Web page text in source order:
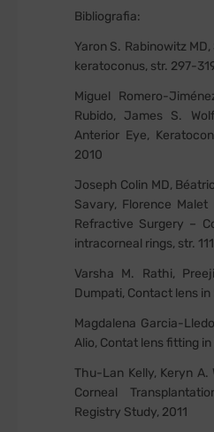
Bibliografia:
Yaron S. Rabinowitz
keratoconus, str. 297-
Miguel Romero-
Rubido, James S.
Anterior Eye,
2010
Joseph Colin MD,
Savary, Florence
Refractive Surgery –
intracorneal rings, str.
Varsha M. Rathi,
Dumpati, Contact lens
Magdalena Garcia-
Alio, Contat lens fitting
Thu-Lan Kelly, Keryn A.
Corneal
Registry Study, 2011